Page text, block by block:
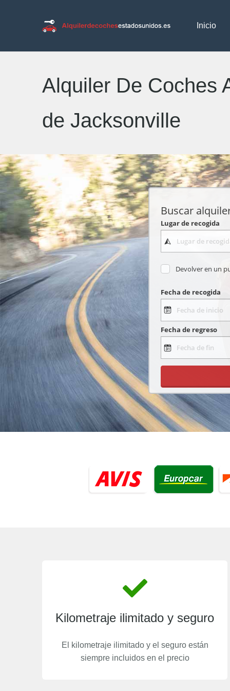
Inicio
Alquiler De Coches
de Jacksonville
Buscar
Lugar de recogida
Devolver en un
Fecha de recogida
Fecha de regreso
Kilometraje ilimitado y seguro
El kilometraje ilimitado y el seguro están
siempre incluidos en el precio